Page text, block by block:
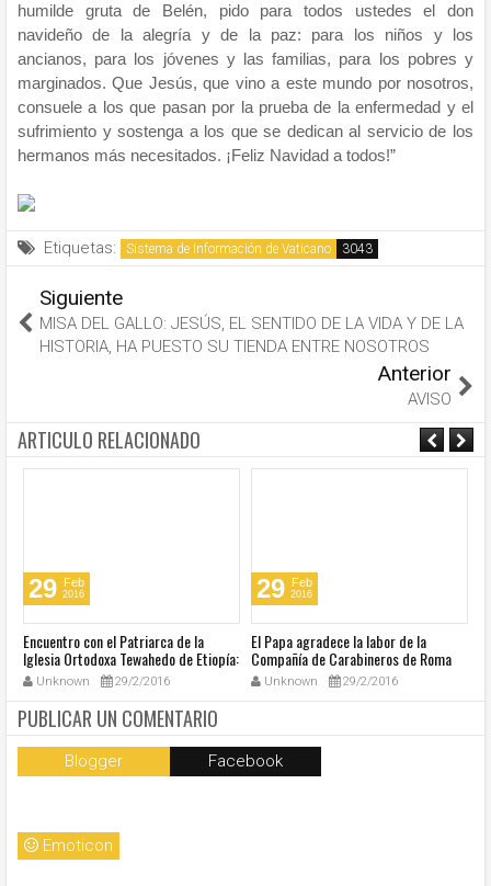
humilde gruta de Belén, pido para todos ustedes el don
navideño de la alegría y de la paz: para los niños y los
ancianos, para los jóvenes y las familias, para los pobres y
marginados. Que Jesús, que vino a este mundo por nosotros,
consuele a los que pasan por la prueba de la enfermedad y el
sufrimiento y sostenga a los que se dedican al servicio de los
hermanos más necesitados. ¡Feliz Navidad a todos!”
Etiquetas: Sistema de Información de Vaticano
Siguiente
MISA DEL GALLO: JESÚS, EL SENTIDO DE LA VIDA Y DE LA
HISTORIA, HA PUESTO SU TIENDA ENTRE NOSOTROS
Anterior
AVISO
ARTICULO RELACIONADO
29 Feb
2016
Encuentro con el Patriarca de la
Iglesia Ortodoxa Tewahedo de Etiopía:
Un nuevo tiempo de amistad
fraternal
Unknown 29/2/2016
29 Feb
2016
El Papa agradece la labor de la
Compañía de Carabineros de Roma
San Pedro
Unknown 29/2/2016
PUBLICAR UN COMENTARIO
Blogger Facebook
Emoticon